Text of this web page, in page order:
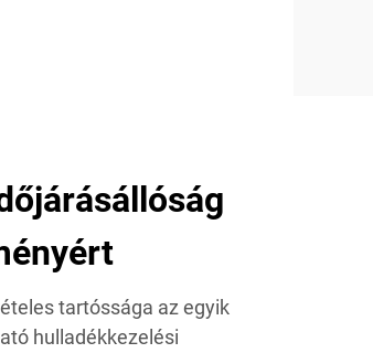
tartóssága az egyik
hulladékkezelési